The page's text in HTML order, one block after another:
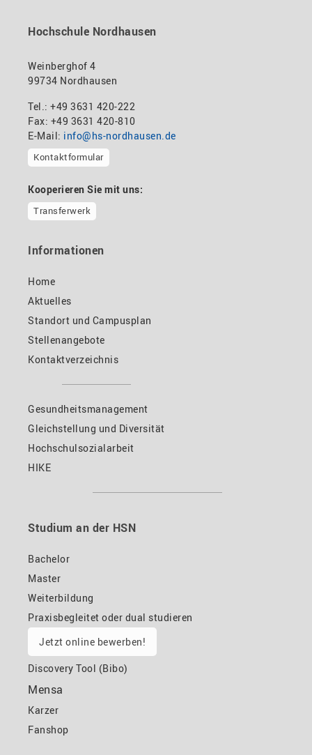
Hochschule Nordhausen
Weinberghof 4
99734 Nordhausen
Tel.: +49 3631 420-222
Fax: +49 3631 420-810
E-Mail: info@hs-nordhausen.de
Kontaktformular
Kooperieren Sie mit uns:
Transferwerk
Informationen
Home
Aktuelles
Standort und Campusplan
Stellenangebote
Kontaktverzeichnis
Gesundheitsmanagement
Gleichstellung und Diversität
Hochschulsozialarbeit
HIKE
Studium an der HSN
Bachelor
Master
Weiterbildung
Praxisbegleitet oder dual studieren
Jetzt online bewerben!
Discovery Tool (Bibo)
Mensa
Karzer
Fanshop